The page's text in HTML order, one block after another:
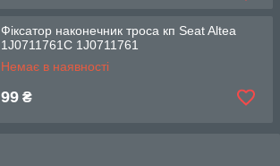
Фіксатор наконечник троса кп Seat Altea
1J0711761С 1J0711761
Немає в наявності
99 ₴